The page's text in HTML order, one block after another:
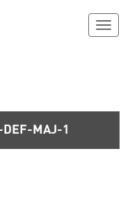
DEF-MAJ-1